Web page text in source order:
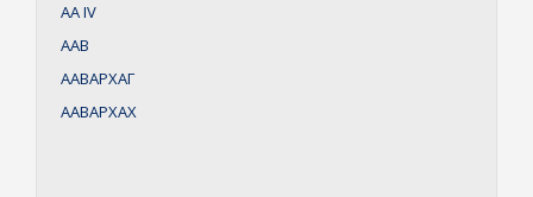
ААIV
ААВ
ААВАРХАГ
ААВАРХАХ